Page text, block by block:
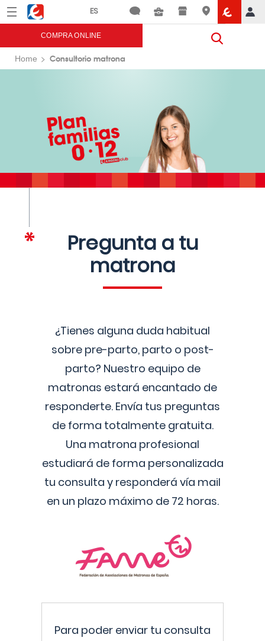
Menú Eroski
COMPRA ONLINE
Home Consultorio matrona
Pregunta a tu
matrona
¿Tienes alguna duda habitual
sobre pre-parto, parto o post-
parto? Nuestro equipo de
matronas estará encantado de
responderte. Envía tus preguntas
de forma totalmente gratuita.
Una matrona profesional
estudiará de forma personalizada
tu consulta y responderá vía mail
en un plazo máximo de 72 horas.
Para poder enviar tu consulta